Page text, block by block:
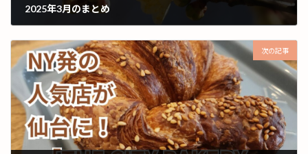
2025年3月のまとめ
次の記事